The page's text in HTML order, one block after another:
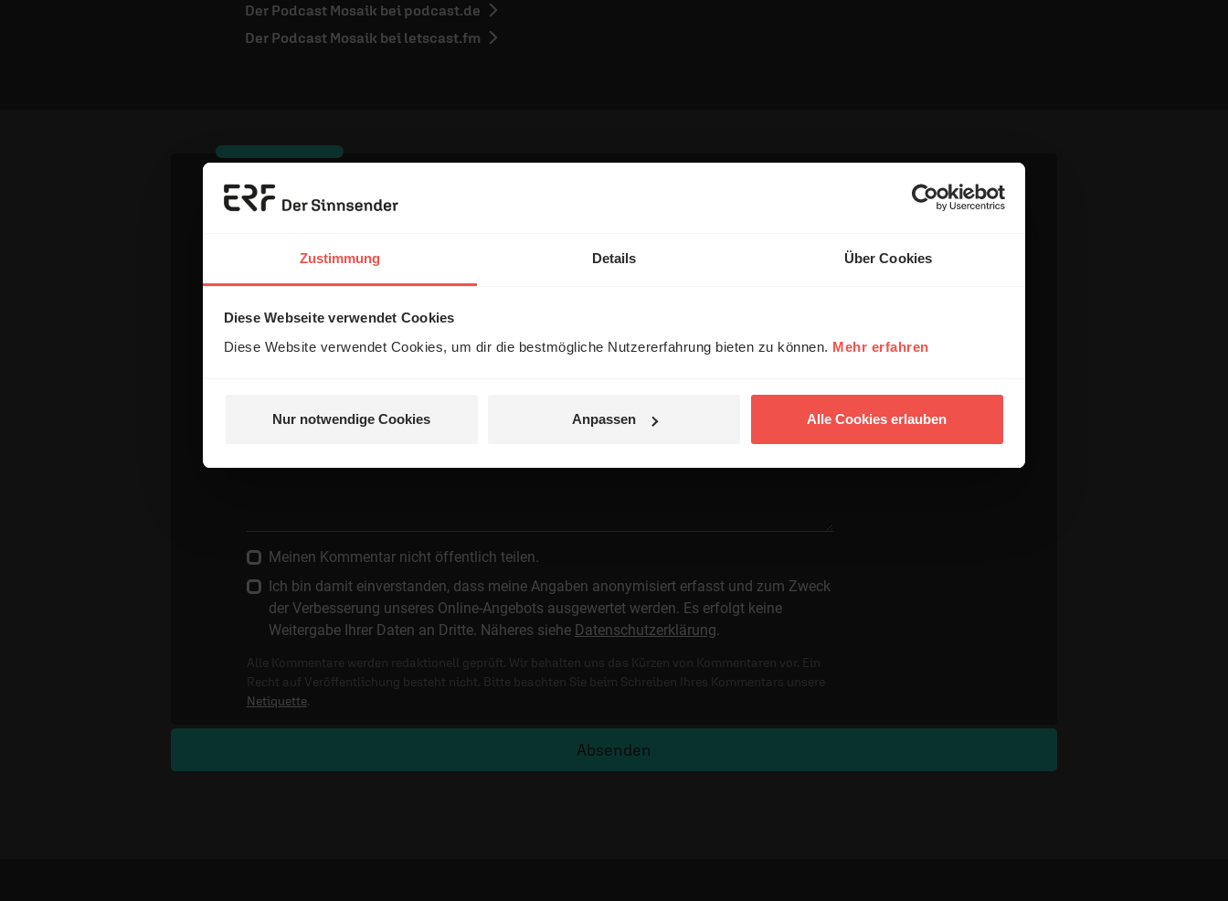
Zustimmung Details Über Cookies
Diese Webseite verwendet Cookies
Diese Website verwendet Cookies, um dir die bestmögliche Nutzererfahrung bieten zu können. Mehr erfahren
Nur notwendige Cookies Anpassen Alle Cookies erlauben
Der Podcast Mosaik bei podcast.de
Der Podcast Mosaik bei letscast.fm
Dein Kommentar
Name:
Die E-Mail-Adresse wird nicht veröffentlicht.
Meinen Kommentar nicht öffentlich teilen.
Ich bin damit einverstanden, dass meine Angaben anonymisiert erfasst und zum Zweck
der Verbesserung unseres Online-Angebots ausgewertet werden. Es erfolgt keine
Weitergabe Ihrer Daten an Dritte. Näheres siehe Datenschutzerklärung.
Alle Kommentare werden redaktionell geprüft. Wir behalten uns das Kürzen von Kommentaren vor. Ein
Recht auf Veröffentlichung besteht nicht. Bitte beachten Sie beim Schreiben Ihres Kommentars unsere
Netiquette.
Absenden